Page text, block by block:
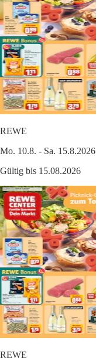
REWE
Mo. 10.8. - Sa. 15.8.2026
Gültig bis 15.08.2026
REWE